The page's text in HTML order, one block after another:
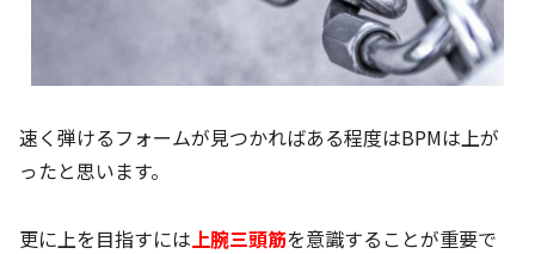
速く弾けるフォームが見つかればある程度はBPMは上が
ったと思います。
更に上を目指すには上腕三頭筋を意識することが重要で